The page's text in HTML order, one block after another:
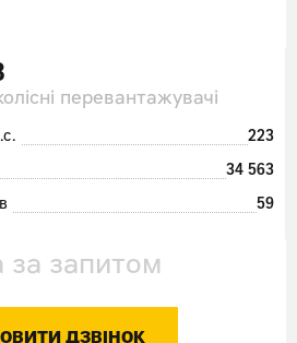
перевантажувачі
223
34 563
59
за запитом
ДЗВІНОК